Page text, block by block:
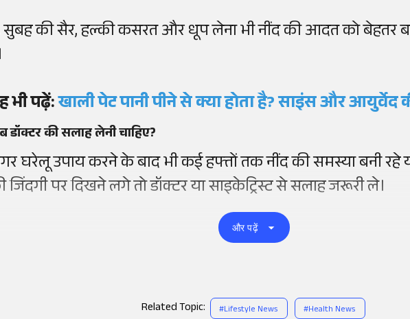
सुबह की सैर, हल्की कसरत और धूप लेना भी नींद की आदत को बेहतर
भी पढ़ें:खाली पेट पानी पीने से क्या होता है? साइंस और आयुर्वेद
डॉक्टर की सलाह लेनी चाहिए?
घरेलू उपाय करने के बाद भी कई हफ्तों तक नींद की समस्या बनी रहे
जिंदगी पर दिखने लगे तो डॉक्टर या साइकेट्रिस्ट से सलाह जरूरी ले।
और पढ़ें
Related Topic: #Lifestyle News #Health News